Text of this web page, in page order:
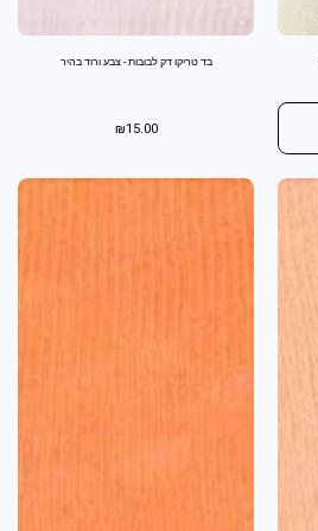
בד טריקו דק לבובות - צבע ורוד בהיר
₪15.00